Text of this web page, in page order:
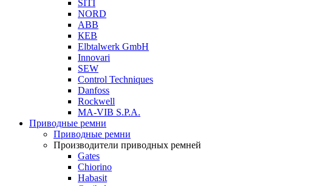
SITI
NORD
ABB
КЕВ
Elbtalwerk GmbH
Innovari
SEW
Control Techniques
Danfoss
Rockwell
MA-VIB S.P.A.
Приводные ремни
Приводные ремни
Производители приводных ремней
Gates
Chiorino
Habasit